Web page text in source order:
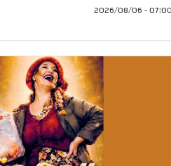
07:00 - 2026/08/06